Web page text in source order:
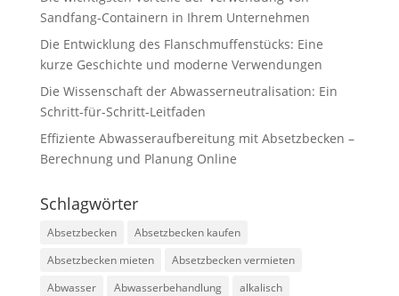
Sandfang-Containern in Ihrem Unternehmen
Die Entwicklung des Flanschmuffenstücks: Eine
kurze Geschichte und moderne Verwendungen
Die Wissenschaft der Abwasserneutralisation: Ein
Schritt-für-Schritt-Leitfaden
Effiziente Abwasseraufbereitung mit Absetzbecken –
Berechnung und Planung Online
Schlagwörter
Absetzbecken
Absetzbecken kaufen
Absetzbecken mieten
Absetzbecken vermieten
Abwasser
Abwasserbehandlung
alkalisch